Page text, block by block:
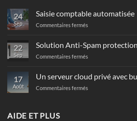
24
Sep
Saisie comptable automatisée
Commentaires fermés
automatisée
22
Sep
Solution Anti-Spam
Commentaires fermés
Spam
protection
17
Août
Un serveur cloud privé avec
Commentaires fermés
AIDE ET PLUS